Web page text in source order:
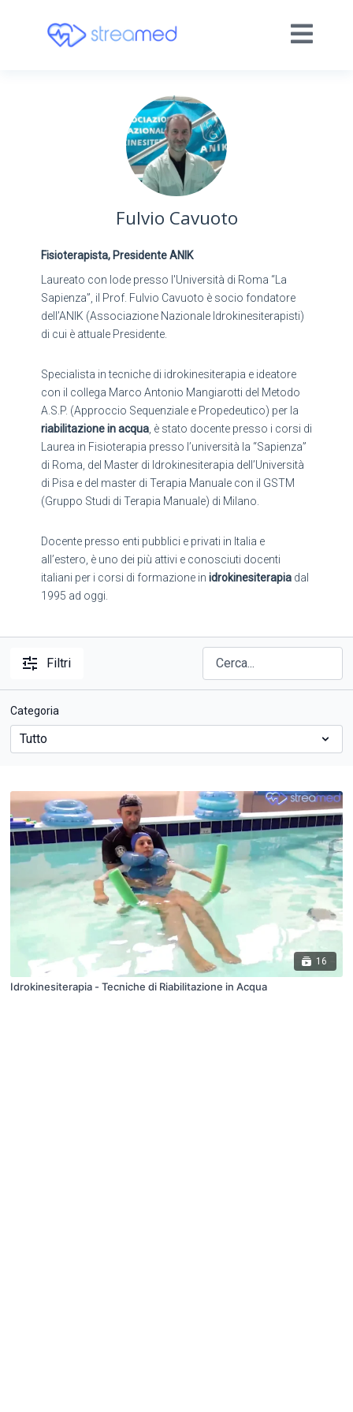
Fulvio Cavuoto
Fisioterapista, Presidente ANIK
Laureato con lode presso l'Università di Roma “La
Sapienza”, il Prof. Fulvio Cavuoto è socio fondatore
dell’ANIK (Associazione Nazionale Idrokinesiterapisti)
di cui è attuale Presidente.
Specialista in tecniche di idrokinesiterapia e ideatore
con il collega Marco Antonio Mangiarotti del Metodo
A.S.P. (Approccio Sequenziale e Propedeutico) per la
riabilitazione in acqua, è stato docente presso i corsi di
Laurea in Fisioterapia presso l’università la “Sapienza”
di Roma, del Master di Idrokinesiterapia dell’Università
di Pisa e del master di Terapia Manuale con il GSTM
(Gruppo Studi di Terapia Manuale) di Milano.
Docente presso enti pubblici e privati in Italia e
all’estero, è uno dei più attivi e conosciuti docenti
italiani per i corsi di formazione in idrokinesiterapiadal
1995 ad oggi.
Filtri
Categoria
16
Idrokinesiterapia - Tecniche di Riabilitazione in Acqua